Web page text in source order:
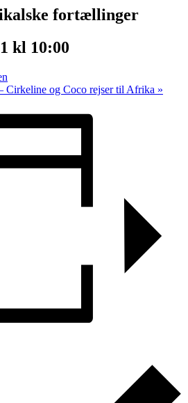
fortællinger
kl 10:00
Cirkeline og Coco rejser til Afrika »